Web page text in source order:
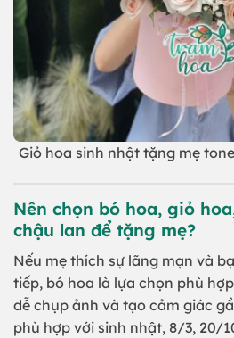
Giỏ hoa sinh nhật tặng mẹ
Nên chọn bó hoa, giỏ
chậu lan để tặng mẹ?
Nếu mẹ thích sự lãng mạn và
tiếp, bó hoa là lựa chọn phù
dễ chụp ảnh và tạo cảm giác
phù hợp với sinh nhật, 8/3, 20/